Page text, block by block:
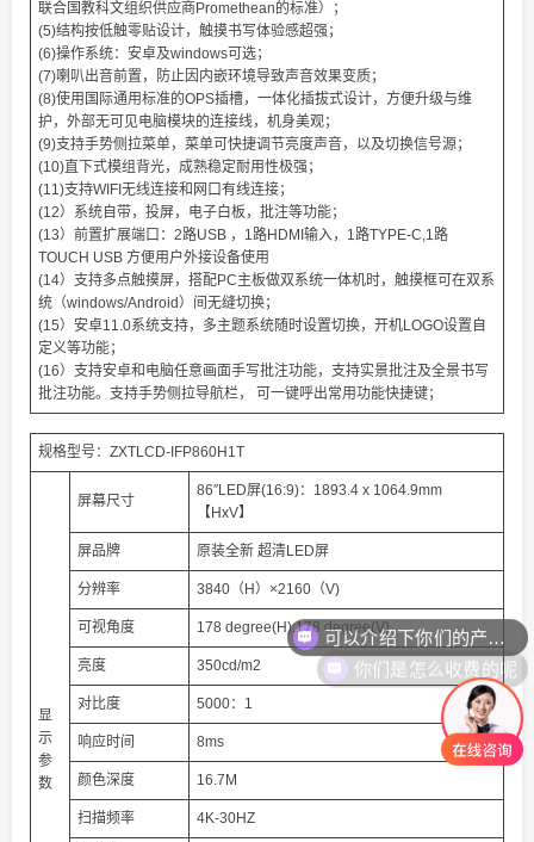
联合国教科文组织供应商Promethean的标准）；
(5)结构按低触零贴设计，触摸书写体验感超强；
(6)操作系统：安卓及windows可选；
(7)喇叭出音前置，防止因内嵌环境导致声音效果变质；
(8)使用国际通用标准的OPS插槽，一体化插拔式设计，方便升级与维
护，外部无可见电脑模块的连接线，机身美观；
(9)支持手势侧拉菜单，菜单可快捷调节亮度声音，以及切换信号源；
(10)直下式模组背光，成熟稳定耐用性极强；
(11)支持WIFI无线连接和网口有线连接；
(12）系统自带，投屏，电子白板，批注等功能；
(13）前置扩展端口：2路USB ，1路HDMI输入，1路TYPE-C,1路
TOUCH USB 方便用户外接设备使用
(14）支持多点触摸屏，搭配PC主板做双系统一体机时，触摸框可在双系
统（windows/Android）间无缝切换；
(15）安卓11.0系统支持，多主题系统随时设置切换，开机LOGO设置自
定义等功能；
(16）支持安卓和电脑任意画面手写批注功能，支持实景批注及全景书写
批注功能。支持手势侧拉导航栏， 可一键呼出常用功能快捷键；
规格型号：ZXTLCD-IFP860H1T
显
示
参
数
屏幕尺寸
86″LED屏(16:9)：1893.4 x 1064.9mm
【HxV】
屏品牌 原装全新 超清LED屏
分辨率 3840（H）×2160（V)
可视角度 178 degree(H):178 degree(V)
亮度 350cd/m2
对比度 5000：1
响应时间 8ms
颜色深度 16.7M
扫描频率 4K-30HZ
你们是怎么收费的呢